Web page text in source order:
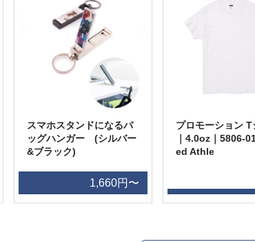
スマホスタンドになるバ
ッグハンガー (シルバー
&ブラック)
1,660円〜
プロモーション T
｜4.0oz｜5806-
ed Athle